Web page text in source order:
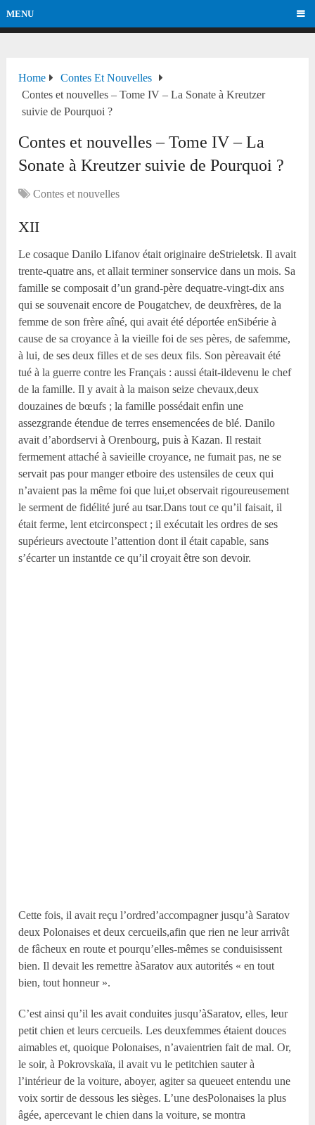
MENU
Home
Contes Et Nouvelles
Contes et nouvelles – Tome IV – La Sonate à Kreutzer
suivie de Pourquoi ?
Contes et nouvelles – Tome IV – La
Sonate à Kreutzer suivie de Pourquoi ?
Contes et nouvelles
XII
Le cosaque Danilo Lifanov était originaire deStrieletsk. Il avait
trente-quatre ans, et allait terminer sonservice dans un mois. Sa
famille se composait d’un grand-père dequatre-vingt-dix ans
qui se souvenait encore de Pougatchev, de deuxfrères, de la
femme de son frère aîné, qui avait été déportée enSibérie à
cause de sa croyance à la vieille foi de ses pères, de safemme,
à lui, de ses deux filles et de ses deux fils. Son pèreavait été
tué à la guerre contre les Français : aussi était-ildevenu le chef
de la famille. Il y avait à la maison seize chevaux,deux
douzaines de bœufs ; la famille possédait enfin une
assezgrande étendue de terres ensemencées de blé. Danilo
avait d’abordservi à Orenbourg, puis à Kazan. Il restait
fermement attaché à savieille croyance, ne fumait pas, ne se
servait pas pour manger etboire des ustensiles de ceux qui
n’avaient pas la même foi que lui,et observait rigoureusement
le serment de fidélité juré au tsar.Dans tout ce qu’il faisait, il
était ferme, lent etcirconspect ; il exécutait les ordres de ses
supérieurs avectoute l’attention dont il était capable, sans
s’écarter un instantde ce qu’il croyait être son devoir.
Cette fois, il avait reçu l’ordred’accompagner jusqu’à Saratov
deux Polonaises et deux cercueils,afin que rien ne leur arrivât
de fâcheux en route et pourqu’elles-mêmes se conduisissent
bien. Il devait les remettre àSaratov aux autorités « en tout
bien, tout honneur ».
C’est ainsi qu’il les avait conduites jusqu’àSaratov, elles, leur
petit chien et leurs cercueils. Les deuxfemmes étaient douces
aimables et, quoique Polonaises, n’avaientrien fait de mal. Or,
le soir, à Pokrovskaïa, il avait vu le petitchien sauter à
l’intérieur de la voiture, aboyer, agiter sa queueet entendu une
voix sortir de dessous les sièges. L’une desPolonaises la plus
âgée, apercevant le chien dans la voiture, se montra